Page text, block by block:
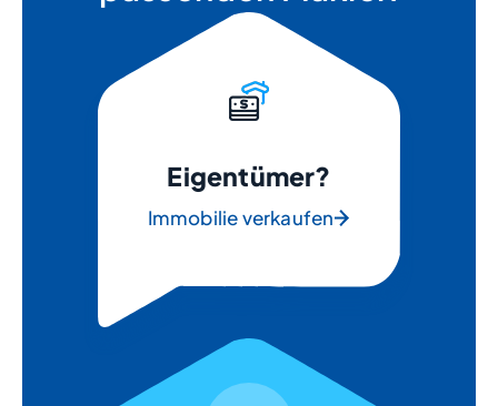
Eigentümer?
Immobilie verkaufen